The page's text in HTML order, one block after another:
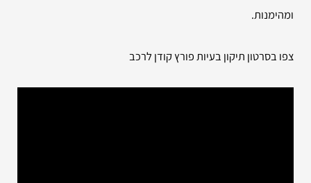
ומהימנות.
צפו בסרטון תיקון בעיות פורץ קודן לרכב